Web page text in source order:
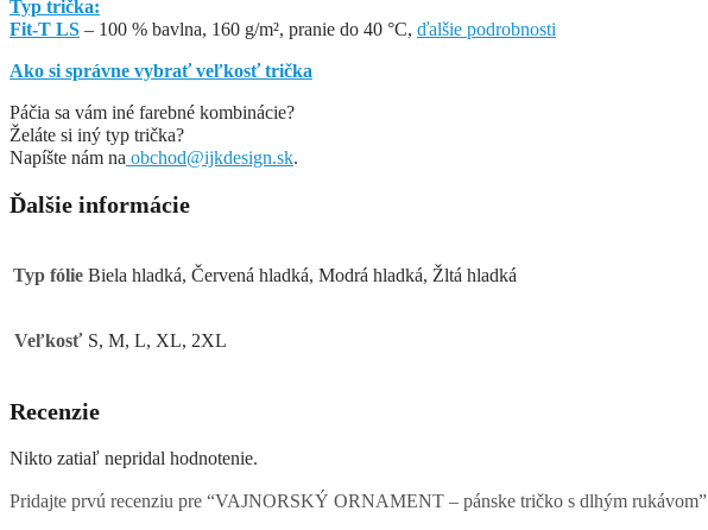
Typ trička:
Fit-T LS – 100 % bavlna, 160 g/m², pranie do 40 °C, ďalšie podrobnosti
Ako si správne vybrať veľkosť trička
Páčia sa vám iné farebné kombinácie?
Želáte si iný typ trička?
Napíšte nám na obchod@ijkdesign.sk.
Ďalšie informácie
Typ fólie Biela hladká, Červená hladká, Modrá hladká, Žltá hladká
Veľkosť S, M, L, XL, 2XL
Recenzie
Nikto zatiaľ nepridal hodnotenie.
Pridajte prvú recenziu pre “VAJNORSKÝ ORNAMENT – pánske tričko s dlhým rukávom”